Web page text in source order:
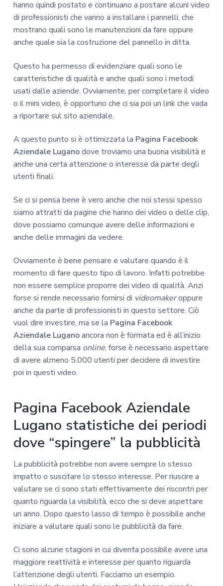
hanno quindi postato e continuano a postare alcuni video
di professionisti che vanno a installare i pannelli, che
mostrano quali sono le manutenzioni da fare oppure
anche quale sia la costruzione del pannello in ditta.
Questo ha permesso di evidenziare quali sono le
caratteristiche di qualità e anche quali sono i metodi
usati dalle aziende. Ovviamente, per completare il video
o il mini video, è opportuno che ci sia poi un link che vada
a riportare sul sito aziendale.
A questo punto si è ottimizzata la Pagina Facebook
Aziendale Luganodove troviamo una buona visibilità e
anche una certa attenzione o interesse da parte degli
utenti finali.
Se ci si pensa bene è vero anche che noi stessi spesso
siamo attratti da pagine che hanno dei video o delle clip,
dove possiamo comunque avere delle informazioni e
anche delle immagini da vedere.
Ovviamente è bene pensare e valutare quando è il
momento di fare questo tipo di lavoro. Infatti potrebbe
non essere semplice proporre dei video di qualità. Anzi
forse si rende necessario fornirsi di videomakeroppure
anche da parte di professionisti in questo settore. Ciò
vuol dire investire, ma se la Pagina Facebook
Aziendale Luganoancora non è formata ed è all’inizio
della sua comparsa online, forse è necessario aspettare
di avere almeno 5.000 utenti per decidere di investire
poi in questi video.
Pagina Facebook Aziendale
Lugano statistiche dei periodi
dove “spingere” la pubblicità
La pubblicità potrebbe non avere sempre lo stesso
impatto o suscitare lo stesso interesse. Per riuscire a
valutare se ci sono stati effettivamente dei riscontri per
quanto riguarda la visibilità, ecco che si deve aspettare
un anno. Dopo questo lasso di tempo è possibile anche
iniziare a valutare quali sono le pubblicità da fare.
Ci sono alcune stagioni in cui diventa possibile avere una
maggiore reattività e interesse per quanto riguarda
l’attenzione degli utenti. Facciamo un esempio.